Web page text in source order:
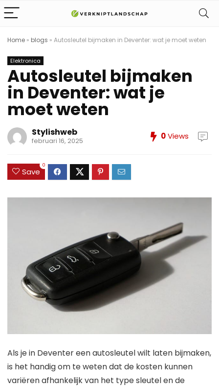
Home » blogs » Autosleutel bijmaken in Deventer: wat je moet weten
Elektronica
Autosleutel bijmaken
in Deventer: wat je
moet weten
Stylishweb
februari 16, 2025 0Views
Save
0
Als je in Deventer een autosleutel wilt laten bijmaken,
is het handig om te weten dat de kosten kunnen
variëren afhankelijk van het type sleutel en de